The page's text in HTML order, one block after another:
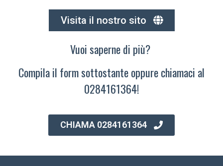
Visita il nostro sito
Vuoi saperne di più?
Compila il form sottostante oppure chiamaci al
0284161364!
CHIAMA 0284161364